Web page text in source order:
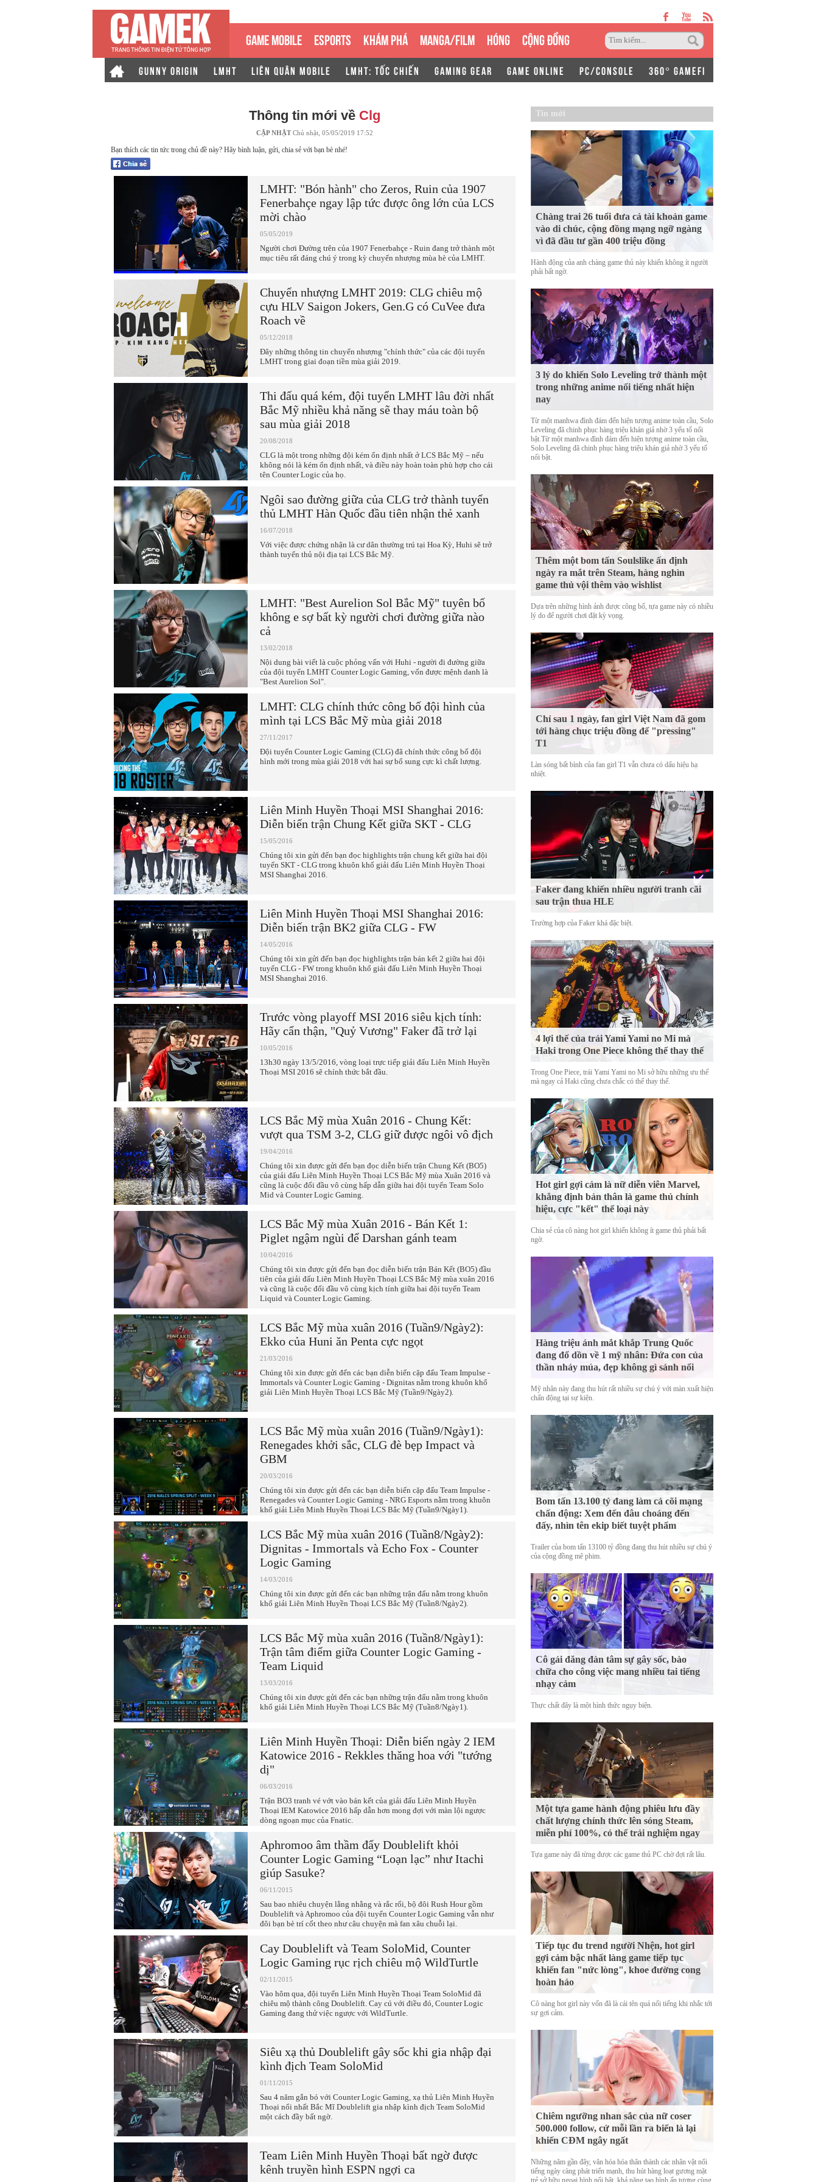
GAME MOBILE ESPORTS KHÁM PHÁ MANGA/FILM HÓNG CỘNG ĐỒNG
GUNNY ORIGIN LMHT LIÊN QUÂN MOBILE LMHT: TỐC CHIẾN GAMING GEAR GAME ONLINE PC/CONSOLE 360° GAMEFI
Thông tin mới về Clg
CẬP NHẬTChủ nhật, 05/05/2019 17:52
Bạn thích các tin tức trong chủ đề này? Hãy bình luận, gửi, chia sẻ với bạn bè nhé!
LMHT: "Bón hành" cho Zeros, Ruin của 1907
Fenerbahçe ngay lập tức được ông lớn của LCS
mời chào
05/05/2019
Người chơi Đường trên của 1907 Fenerbahçe - Ruin đang trở thành một
mục tiêu rất đáng chú ý trong kỳ chuyển nhượng mùa hè của LMHT.
Chuyển nhượng LMHT 2019: CLG chiêu mộ
cựu HLV Saigon Jokers, Gen.G có CuVee đưa
Roach về
05/12/2018
Đây những thông tin chuyển nhượng "chính thức" của các đội tuyển
LMHT trong giai đoạn tiền mùa giải 2019.
Thi đấu quá kém, đội tuyển LMHT lâu đời nhất
Bắc Mỹ nhiều khả năng sẽ thay máu toàn bộ
sau mùa giải 2018
20/08/2018
CLG là một trong những đội kém ổn định nhất ở LCS Bắc Mỹ – nếu
không nói là kém ổn định nhất, và điều này hoàn toàn phù hợp cho cái
tên Counter Logic của họ.
Ngôi sao đường giữa của CLG trở thành tuyển
thủ LMHT Hàn Quốc đầu tiên nhận thẻ xanh
16/07/2018
Với việc được chứng nhận là cư dân thường trú tại Hoa Kỳ, Huhi sẽ trở
thành tuyển thủ nội địa tại LCS Bắc Mỹ.
LMHT: "Best Aurelion Sol Bắc Mỹ" tuyên bố
không e sợ bất kỳ người chơi đường giữa nào
cả
13/02/2018
Nội dung bài viết là cuộc phỏng vấn với Huhi - người đi đường giữa
của đội tuyển LMHT Counter Logic Gaming, vốn được mệnh danh là
"Best Aurelion Sol".
LMHT: CLG chính thức công bố đội hình của
mình tại LCS Bắc Mỹ mùa giải 2018
27/11/2017
Đội tuyển Counter Logic Gaming (CLG) đã chính thức công bố đội
hình mới trong mùa giải 2018 với hai sự bổ sung cực kì chất lượng.
Liên Minh Huyền Thoại MSI Shanghai 2016:
Diễn biến trận Chung Kết giữa SKT - CLG
15/05/2016
Chúng tôi xin gửi đến bạn đọc highlights trận chung kết giữa hai đội
tuyển SKT - CLG trong khuôn khổ giải đấu Liên Minh Huyền Thoại
MSI Shanghai 2016.
Liên Minh Huyền Thoại MSI Shanghai 2016:
Diễn biến trận BK2 giữa CLG - FW
14/05/2016
Chúng tôi xin gửi đến bạn đọc highlights trận bán kết 2 giữa hai đội
tuyển CLG - FW trong khuôn khổ giải đấu Liên Minh Huyền Thoại
MSI Shanghai 2016.
Trước vòng playoff MSI 2016 siêu kịch tính:
Hãy cẩn thận, "Quỷ Vương" Faker đã trở lại
10/05/2016
13h30 ngày 13/5/2016, vòng loại trực tiếp giải đấu Liên Minh Huyền
Thoại MSI 2016 sẽ chính thức bắt đầu.
LCS Bắc Mỹ mùa Xuân 2016 - Chung Kết:
vượt qua TSM 3-2, CLG giữ được ngôi vô địch
19/04/2016
Chúng tôi xin được gửi đến bạn đọc diễn biến trận Chung Kết (BO5)
của giải đấu Liên Minh Huyền Thoại LCS Bắc Mỹ mùa Xuân 2016 và
cũng là cuộc đối đầu vô cùng hấp dẫn giữa hai đội tuyển Team Solo
Mid và Counter Logic Gaming.
LCS Bắc Mỹ mùa Xuân 2016 - Bán Kết 1:
Piglet ngậm ngùi để Darshan gánh team
10/04/2016
Chúng tôi xin được gửi đến bạn đọc diễn biến trận Bán Kết (BO5) đầu
tiên của giải đấu Liên Minh Huyền Thoại LCS Bắc Mỹ mùa xuân 2016
và cũng là cuộc đối đầu vô cùng kịch tính giữa hai đội tuyển Team
Liquid và Counter Logic Gaming.
LCS Bắc Mỹ mùa xuân 2016 (Tuần9/Ngày2):
Ekko của Huni ăn Penta cực ngọt
21/03/2016
Chúng tôi xin được gửi đến các bạn diễn biến cặp đấu Team Impulse -
Immortals và Counter Logic Gaming - Dignitas nằm trong khuôn khổ
giải Liên Minh Huyền Thoại LCS Bắc Mỹ (Tuần9/Ngày2).
LCS Bắc Mỹ mùa xuân 2016 (Tuần9/Ngày1):
Renegades khởi sắc, CLG đè bẹp Impact và
GBM
20/03/2016
Chúng tôi xin được gửi đến các bạn diễn biến cặp đấu Team Impulse -
Renegades và Counter Logic Gaming - NRG Esports nằm trong khuôn
khổ giải Liên Minh Huyền Thoại LCS Bắc Mỹ (Tuần9/Ngày1).
LCS Bắc Mỹ mùa xuân 2016 (Tuần8/Ngày2):
Dignitas - Immortals và Echo Fox - Counter
Logic Gaming
14/03/2016
Chúng tôi xin được gửi đến các bạn những trận đấu nằm trong khuôn
khổ giải Liên Minh Huyền Thoại LCS Bắc Mỹ (Tuần8/Ngày2).
LCS Bắc Mỹ mùa xuân 2016 (Tuần8/Ngày1):
Trận tâm điểm giữa Counter Logic Gaming -
Team Liquid
13/03/2016
Chúng tôi xin được gửi đến các bạn những trận đấu nằm trong khuôn
khổ giải Liên Minh Huyền Thoại LCS Bắc Mỹ (Tuần8/Ngày1).
Liên Minh Huyền Thoại: Diễn biến ngày 2 IEM
Katowice 2016 - Rekkles thăng hoa với "tướng
dị"
06/03/2016
Trận BO3 tranh vé vớt vào bán kết của giải đấu Liên Minh Huyền
Thoại IEM Katowice 2016 hấp dẫn hơn mong đợi với màn lội ngược
dòng ngoạn mục của Fnatic.
Aphromoo âm thầm đẩy Doublelift khỏi
Counter Logic Gaming “Loạn lạc” như Itachi
giúp Sasuke?
06/11/2015
Sau bao nhiêu chuyện lằng nhằng và rắc rối, bộ đôi Rush Hour gồm
Doublelift và Aphromoo của đội tuyển Counter Logic Gaming vẫn như
đôi bạn bè trí cốt theo như câu chuyện mà fan xâu chuỗi lại.
Cay Doublelift và Team SoloMid, Counter
Logic Gaming rục rịch chiêu mộ WildTurtle
02/11/2015
Vào hôm qua, đội tuyển Liên Minh Huyền Thoại Team SoloMid đã
chiêu mộ thành công Doublelift. Cay cú với điều đó, Counter Logic
Gaming đang thử việc ngược với WildTurtle.
Siêu xạ thủ Doublelift gây sốc khi gia nhập đại
kình địch Team SoloMid
01/11/2015
Sau 4 năm gắn bó với Counter Logic Gaming, xạ thủ Liên Minh Huyền
Thoại nổi nhất Bắc Mĩ Doublelift gia nhập kình địch Team SoloMid
một cách đầy bất ngờ.
Team Liên Minh Huyền Thoại bất ngờ được
kênh truyền hình ESPN ngợi ca
Tin mới
Chàng trai 26 tuổi đưa cả tài khoản game
vào di chúc, cộng đồng mạng ngỡ ngàng
vì đã đầu tư gần 400 triệu đồng
Hành động của anh chàng game thủ này khiến không ít người
phải bất ngờ.
3 lý do khiến Solo Leveling trở thành một
trong những anime nổi tiếng nhất hiện
nay
Từ một manhwa đình đám đến hiện tượng anime toàn cầu, Solo
Leveling đã chinh phục hàng triệu khán giả nhờ 3 yếu tố nổi
bật.Từ một manhwa đình đám đến hiện tượng anime toàn cầu,
Solo Leveling đã chinh phục hàng triệu khán giả nhờ 3 yếu tố
nổi bật.
Thêm một bom tấn Soulslike ấn định
ngày ra mắt trên Steam, hàng nghìn
game thủ vội thêm vào wishlist
Dựa trên những hình ảnh được công bố, tựa game này có nhiều
lý do để người chơi đặt kỳ vọng.
Chỉ sau 1 ngày, fan girl Việt Nam đã gom
tới hàng chục triệu đồng để "pressing"
T1
Làn sóng bất bình của fan girl T1 vẫn chưa có dấu hiệu hạ
nhiệt.
Faker đang khiến nhiều người tranh cãi
sau trận thua HLE
Trường hợp của Faker khá đặc biệt.
4 lợi thế của trái Yami Yami no Mi mà
Haki trong One Piece không thể thay thế
Trong One Piece, trái Yami Yami no Mi sở hữu những ưu thế
mà ngay cả Haki cũng chưa chắc có thể thay thế.
Hot girl gợi cảm là nữ diễn viên Marvel,
khẳng định bản thân là game thủ chính
hiệu, cực "kết" thể loại này
Chia sẻ của cô nàng hot girl khiến không ít game thủ phải bất
ngờ.
Hàng triệu ánh mắt khắp Trung Quốc
đang đổ dồn về 1 mỹ nhân: Đứa con của
thần nhảy múa, đẹp không gì sánh nổi
Mỹ nhân này đang thu hút rất nhiều sự chú ý với màn xuất hiện
chấn động tại sự kiện.
Bom tấn 13.100 tỷ đang làm cả cõi mạng
chấn động: Xem đến đâu choáng đến
đấy, nhìn tên ekip biết tuyệt phẩm
Trailer của bom tấn 13100 tỷ đồng đang thu hút nhiều sự chú ý
của cộng đồng mê phim.
Cô gái đăng đàn tâm sự gây sốc, bào
chữa cho công việc mang nhiều tai tiếng
nhạy cảm
Thực chất đây là một hình thức ngụy biện.
Một tựa game hành động phiêu lưu đầy
chất lượng chính thức lên sóng Steam,
miễn phí 100%, có thể trải nghiệm ngay
Tựa game này đã từng được các game thủ PC chờ đợi rất lâu.
Tiếp tục đu trend người Nhện, hot girl
gợi cảm bậc nhất làng game tiếp tục
khiến fan "nức lòng", khoe đường cong
hoàn hảo
Cô nàng hot girl này vốn đã là cái tên quá nổi tiếng khi nhắc tới
sự gợi cảm.
Chiêm ngưỡng nhan sắc của nữ coser
500.000 follow, cứ mỗi lần ra biển là lại
khiến CĐM ngây ngất
Những năm gần đây, văn hóa hóa thân thành các nhân vật nổi
tiếng ngày càng phát triển mạnh, thu hút hàng loạt gương mặt
trẻ sở hữu ngoại hình nổi bật, khả năng tạo hình ấn tượng cùng